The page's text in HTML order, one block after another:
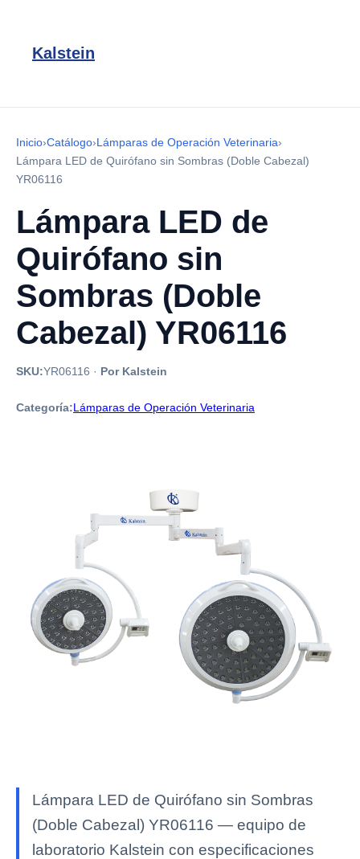
Kalstein
Inicio›Catálogo›Lámparas de Operación Veterinaria›
Lámpara LED de Quirófano sin Sombras (Doble Cabezal)
YR06116
Lámpara LED de
Quirófano sin
Sombras (Doble
Cabezal) YR06116
SKU:YR06116 · Por Kalstein
Categoría:Lámparas de Operación Veterinaria
Lámpara LED de Quirófano sin Sombras
(Doble Cabezal) YR06116 — equipo de
laboratorio Kalstein con especificaciones